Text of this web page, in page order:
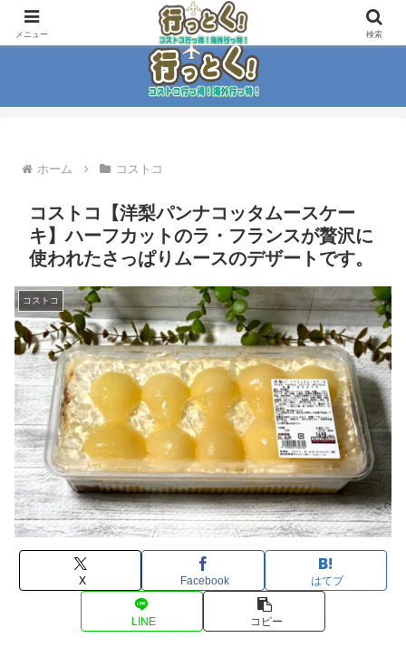
コストコ大好き家族がイチ押商品紹介！！
ホーム コストコ
コストコ【洋梨パンナコッタムースケー
キ】ハーフカットのラ・フランスが贅沢に
使われたさっぱりムースのデザートです。
コストコ
X Facebook はてブ
LINE コピー
メニュー 検索